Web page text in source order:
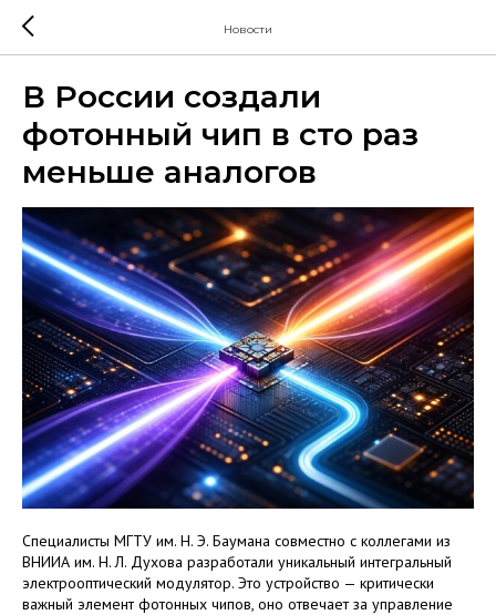
Новости
В России создали
фотонный чип в сто раз
меньше аналогов
Специалисты МГТУ им. Н. Э. Баумана совместно с коллегами из
ВНИИА им. Н. Л. Духова разработали уникальный интегральный
электрооптический модулятор. Это устройство — критически
важный элемент фотонных чипов, оно отвечает за управление